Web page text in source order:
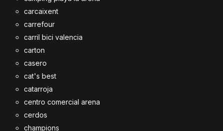
carcaixent
carrefour
carril bici valencia
carton
casero
cat's best
catarroja
centro comercial arena
cerdos
champions